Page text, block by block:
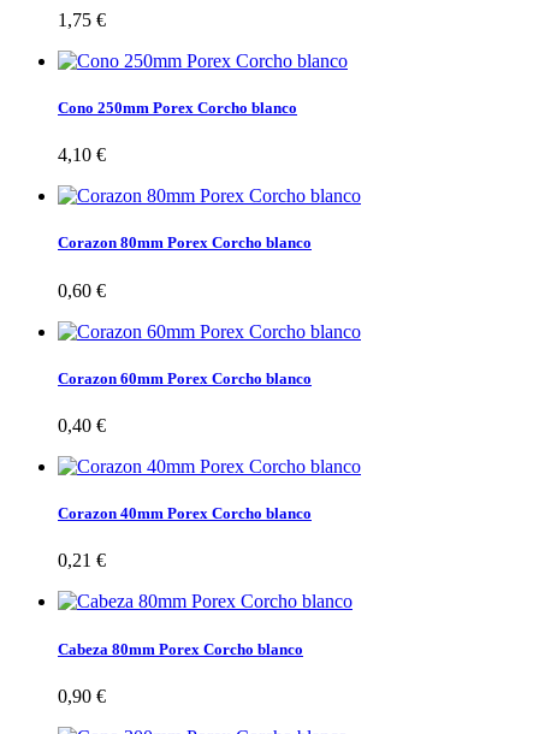
1,75 €
Cono 250mm Porex Corcho blanco
4,10 €
Corazon 80mm Porex Corcho blanco
0,60 €
Corazon 60mm Porex Corcho blanco
0,40 €
Corazon 40mm Porex Corcho blanco
0,21 €
Cabeza 80mm Porex Corcho blanco
0,90 €